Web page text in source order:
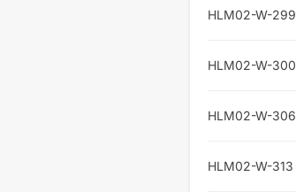
HLM02-W-299
HLM02-W-300
HLM02-W-306
HLM02-W-313